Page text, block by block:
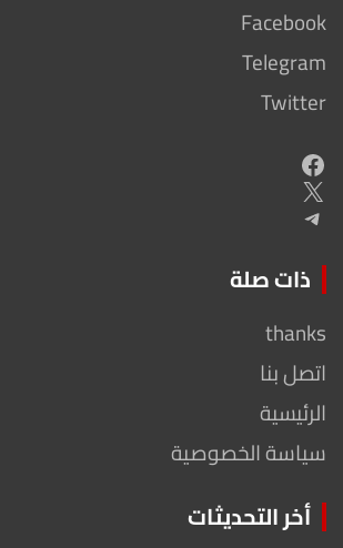
Facebook
Telegram
Twitter
Facebook
X
Telegram
ذات صلة
thanks
اتصل بنا
الرئيسية
سياسة الخصوصية
أخر التحديثات